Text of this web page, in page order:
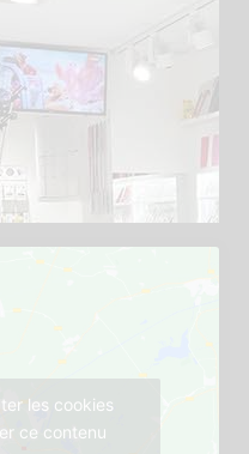
les cookies
ce contenu